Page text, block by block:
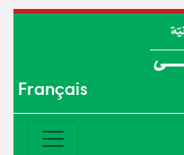
Français